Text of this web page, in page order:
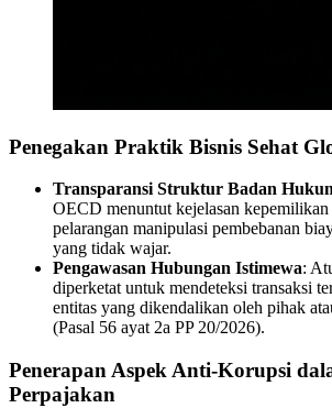
Penegakan Praktik Bisnis Sehat
Transparansi Struktur Badan
OECD menuntut kejelasan kepemilikan
pelarangan manipulasi pembebanan
yang tidak wajar.
Pengawasan Hubungan Istimewa:
diperketat untuk mendeteksi transaksi
entitas yang dikendalikan oleh pihak
(Pasal 56 ayat 2a PP 20/2026).
Penerapan Aspek Anti-Korupsi
Perpajakan